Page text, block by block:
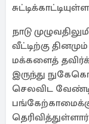
நாடு
வீட்டிற்கு
மக்களைத்
இருந்து
செலவிட